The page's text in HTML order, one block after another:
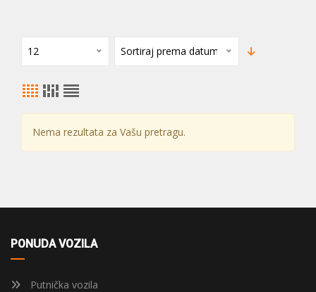
12 Sortiraj prema datumu
Nema rezultata za Vašu pretragu.
PONUDA VOZILA
Putnička vozila